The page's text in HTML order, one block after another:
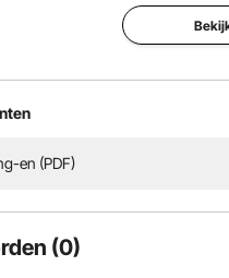
gemonteerde codebox met
en (PDF)
(0)